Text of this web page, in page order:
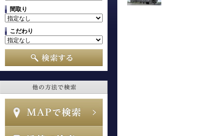
間取り
こだわり